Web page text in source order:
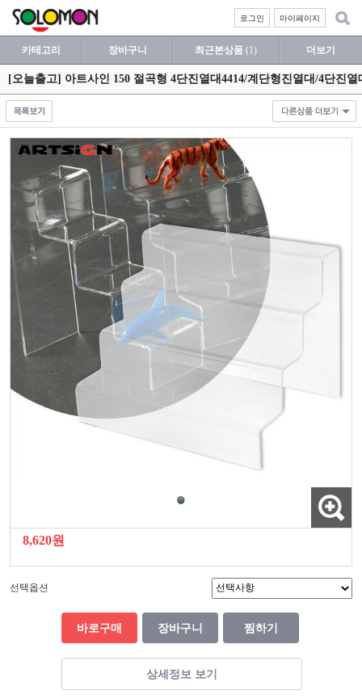
마이페이지
로그인
카테고리 장바구니 최근본상품 (1) 더보기
[오늘출고] 아트사인 150 절곡형 4단진열대4414/계단형진열대/4단진
8,620원
선택옵션
바로구매 장바구니 찜하기
상세정보 보기